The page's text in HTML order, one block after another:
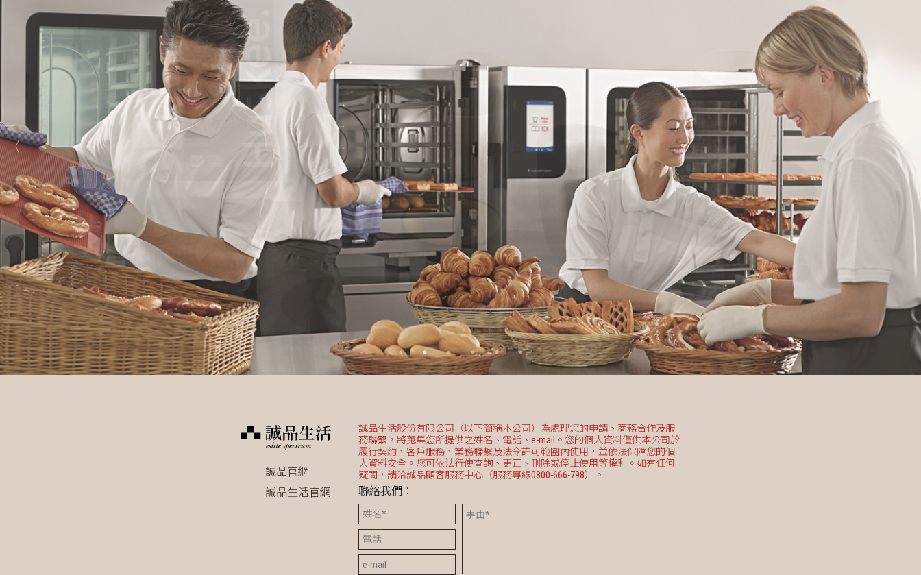
誠品官網
誠品生活官網
誠品生活股份有限公司（以下簡稱本公司）為處理您的申請、商務合作及服
務聯繫，將蒐集您所提供之姓名、電話、e-mail。您的個人資料僅供本公司於
履行契約、客戶服務、業務聯繫及法令許可範圍內使用，並依法保障您的個
人資料安全。您可依法行使查詢、更正、刪除或停止使用等權利。如有任何
疑問，請洽誠品顧客服務中心（服務專線0800-666-798）。
聯絡我們：